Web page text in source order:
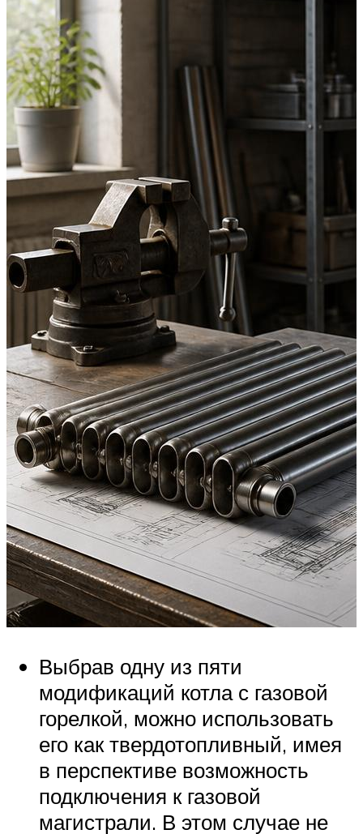
Выбрав одну из пяти
модификаций котла с газовой
горелкой, можно использовать
его как твердотопливный, имея
в перспективе возможность
подключения к газовой
магистрали. В этом случае не